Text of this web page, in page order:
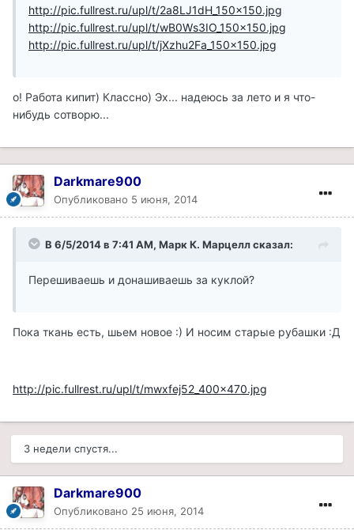
http://pic.fullrest.ru/upl/t/2a8LJ1dH_150x150.jpg
http://pic.fullrest.ru/upl/t/wB0Ws3IO_150x150.jpg
http://pic.fullrest.ru/upl/t/jXzhu2Fa_150x150.jpg
о! Работа кипит) Классно) Эх... надеюсь за лето и я что-
нибудь сотворю...
Darkmare900
Опубликовано 5 июня, 2014
В 6/5/2014 в 7:41 AM, Марк К. Марцелл сказал:
Перешиваешь и донашиваешь за куклой?
Пока ткань есть, шьем новое :) И носим старые рубашки :Д
http://pic.fullrest.ru/upl/t/mwxfej52_400x470.jpg
3 недели спустя...
Darkmare900
Опубликовано 25 июня, 2014